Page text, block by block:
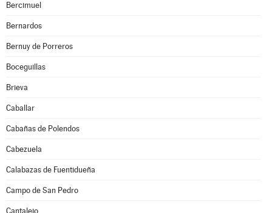
Bercimuel
Bernardos
Bernuy de Porreros
Boceguillas
Brieva
Caballar
Cabañas de Polendos
Cabezuela
Calabazas de Fuentidueña
Campo de San Pedro
Cantalejo